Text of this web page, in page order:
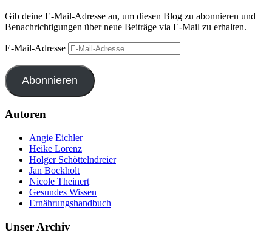
Gib deine E-Mail-Adresse an, um diesen Blog zu abonnieren und
Benachrichtigungen über neue Beiträge via E-Mail zu erhalten.
E-Mail-Adresse
Abonnieren
Autoren
Angie Eichler
Heike Lorenz
Holger Schöttelndreier
Jan Bockholt
Nicole Theinert
Gesundes Wissen
Ernährungshandbuch
Unser Archiv